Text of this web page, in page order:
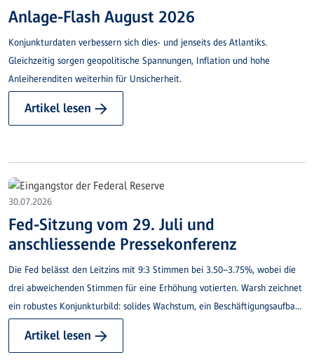
Anlage-Flash August 2026
Konjunkturdaten verbessern sich dies- und jenseits des Atlantiks.
Gleichzeitig sorgen geopolitische Spannungen, Inflation und hohe
Anleiherenditen weiterhin für Unsicherheit.
Artikel lesen →
30.07.2026
Fed-Sitzung vom 29. Juli und
anschliessende Pressekonferenz
Die Fed belässt den Leitzins mit 9:3 Stimmen bei 3.50–3.75%, wobei die
drei abweichenden Stimmen für eine Erhöhung votierten. Warsh zeichnet
ein robustes Konjunkturbild: solides Wachstum, ein Beschäftigungsaufbau
sinkende Arbeitslosigkeit.
Artikel lesen →